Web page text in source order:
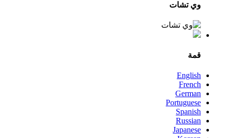
وي تشات
قمة
English
French
German
Portuguese
Spanish
Russian
Japanese